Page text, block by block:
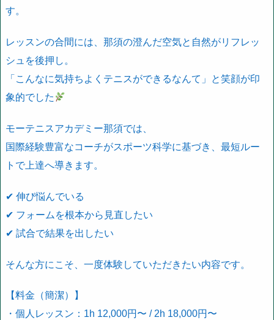
す。
レッスンの合間には、那須の澄んだ空気と自然がリフレッ
シュを後押し。
「こんなに気持ちよくテニスができるなんて」と笑顔が印
象的でした
モーテニスアカデミー那須では、
国際経験豊富なコーチがスポーツ科学に基づき、最短ルー
トで上達へ導きます。
✔ 伸び悩んでいる
✔ フォームを根本から見直したい
✔ 試合で結果を出したい
そんな方にこそ、一度体験していただきたい内容です。
【料金（簡潔）】
・個人レッスン：1h 12,000円〜 / 2h 18,000円〜